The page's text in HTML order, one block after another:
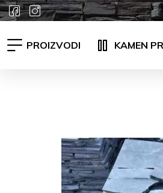
PROIZVODI KAMEN